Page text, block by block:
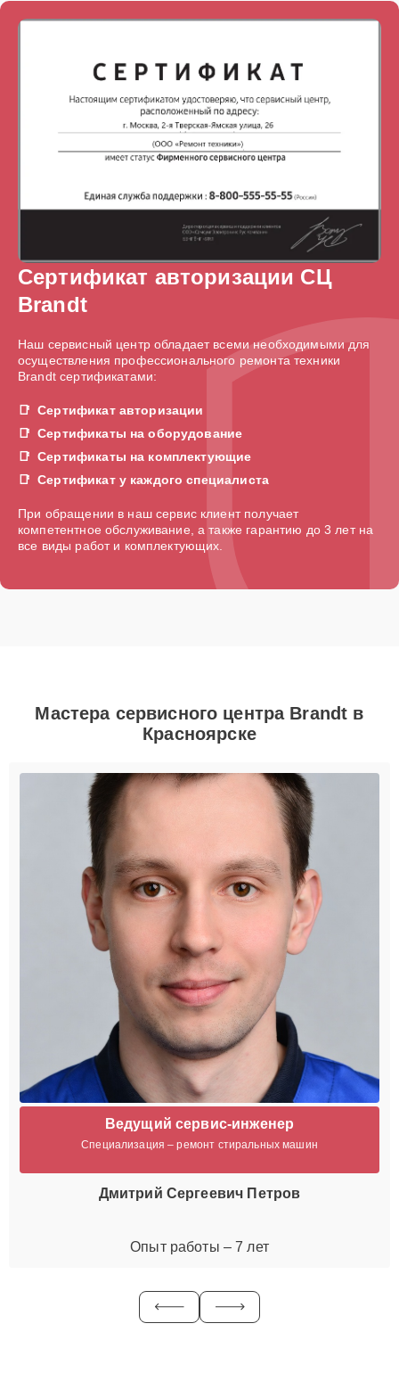
Сертификат авторизации СЦ
Brandt
Наш сервисный центр обладает всеми необходимыми для
осуществления профессионального ремонта техники
Brandt сертификатами:
Сертификат авторизации
Сертификаты на оборудование
Сертификаты на комплектующие
Сертификат у каждого специалиста
При обращении в наш сервис клиент получает
компетентное обслуживание, а также гарантию до 3 лет на
все виды работ и комплектующих.
Мастера сервисного центра Brandt в
Красноярске
Ведущий сервис-инженер
Специализация – ремонт стиральных машин
Дмитрий Сергеевич Петров
Опыт работы – 7 лет